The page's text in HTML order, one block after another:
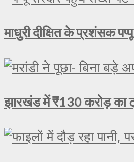
माधुरी दीक्षित के प्रशंसक
झारखंड में ₹130 करोड़ का